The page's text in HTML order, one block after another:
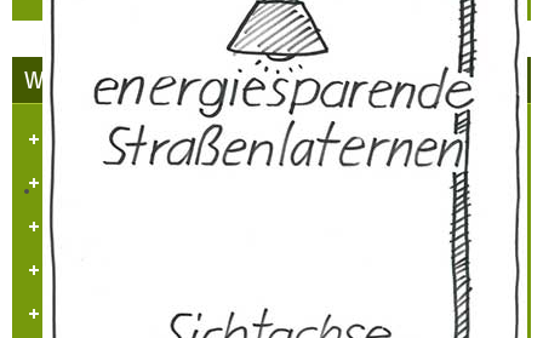
WETTBEWERBE
Unser Dorf hat Zukunft
LBS Zukunftspreis NRW 2014
„Heimatpreis 2019 KHB e.V.“
Heimatpreis Stadt Grevenbroich
BürgerPREIS 2020 Bürgerstiftung GV